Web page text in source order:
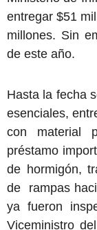
entregar $51
millones. Sin
de este año.
Hasta la fecha
esenciales,
con material
préstamo
de hormigón,
de rampas
ya fueron
Viceministro